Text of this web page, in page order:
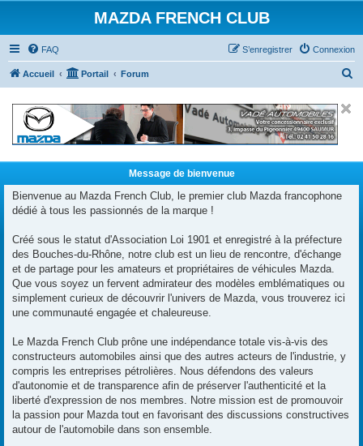
MAZDA FRENCH CLUB
FAQ Connexion
S’enregistrer
Accueil Portail Forum
Message de bienvenue
Bienvenue au Mazda French Club, le premier club Mazda francophone
dédié à tous les passionnés de la marque !
Créé sous le statut d'Association Loi 1901 et enregistré à la préfecture
des Bouches-du-Rhône, notre club est un lieu de rencontre, d'échange
et de partage pour les amateurs et propriétaires de véhicules Mazda.
Que vous soyez un fervent admirateur des modèles emblématiques ou
simplement curieux de découvrir l'univers de Mazda, vous trouverez ici
une communauté engagée et chaleureuse.
Le Mazda French Club prône une indépendance totale vis-à-vis des
constructeurs automobiles ainsi que des autres acteurs de l'industrie, y
compris les entreprises pétrolières. Nous défendons des valeurs
d'autonomie et de transparence afin de préserver l'authenticité et la
liberté d'expression de nos membres. Notre mission est de promouvoir
la passion pour Mazda tout en favorisant des discussions constructives
autour de l'automobile dans son ensemble.